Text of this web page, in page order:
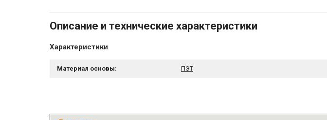
Описание и технические характеристики
Характеристики
Материал основы: ПЭТ